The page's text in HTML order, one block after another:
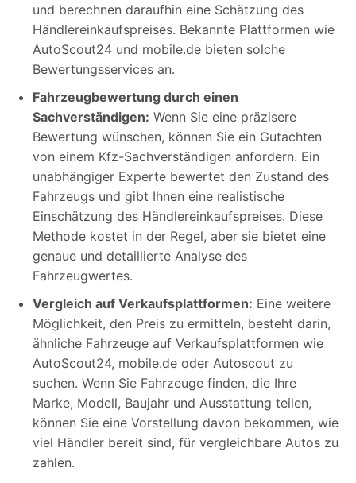
und berechnen daraufhin eine Schätzung des
Händlereinkaufspreises. Bekannte Plattformen wie
AutoScout24 und mobile.de bieten solche
Bewertungsservices an.
Fahrzeugbewertung durch einen
Sachverständigen: Wenn Sie eine präzisere
Bewertung wünschen, können Sie ein Gutachten
von einem Kfz-Sachverständigen anfordern. Ein
unabhängiger Experte bewertet den Zustand des
Fahrzeugs und gibt Ihnen eine realistische
Einschätzung des Händlereinkaufspreises. Diese
Methode kostet in der Regel, aber sie bietet eine
genaue und detaillierte Analyse des
Fahrzeugwertes.
Vergleich auf Verkaufsplattformen: Eine weitere
Möglichkeit, den Preis zu ermitteln, besteht darin,
ähnliche Fahrzeuge auf Verkaufsplattformen wie
AutoScout24, mobile.de oder Autoscout zu
suchen. Wenn Sie Fahrzeuge finden, die Ihre
Marke, Modell, Baujahr und Ausstattung teilen,
können Sie eine Vorstellung davon bekommen, wie
viel Händler bereit sind, für vergleichbare Autos zu
zahlen.